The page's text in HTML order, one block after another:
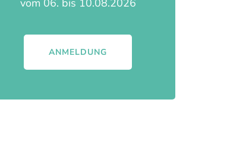
vom 06. bis 10.08.2026
ANMELDUNG